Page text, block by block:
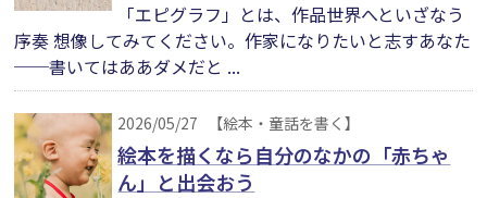
「エピグラフ」とは、作品世界へといざなう
序奏 想像してみてください。作家になりたいと志すあなた
──書いてはああダメだと ...
2026/05/27 【絵本・童話を書く】
絵本を描くなら自分のなかの「赤ちゃ
ん」と出会おう